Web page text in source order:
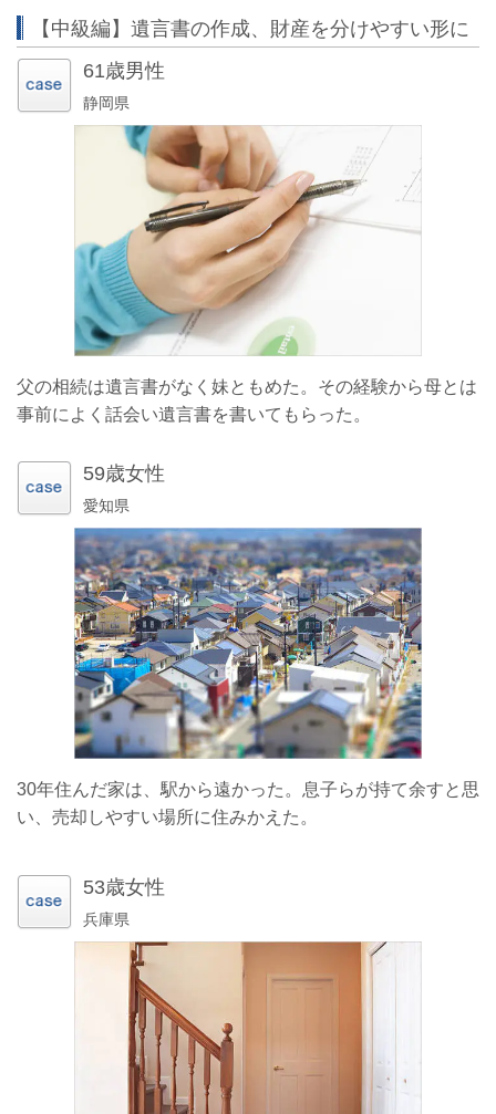
【中級編】遺言書の作成、財産を分けやすい形に
61歳男性
静岡県
父の相続は遺言書がなく妹ともめた。その経験から母とは
事前によく話会い遺言書を書いてもらった。
59歳女性
愛知県
30年住んだ家は、駅から遠かった。息子らが持て余すと思
い、売却しやすい場所に住みかえた。
53歳女性
兵庫県